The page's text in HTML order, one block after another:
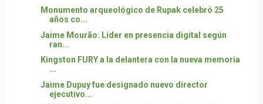
Monumento arqueológico de Rupak celebró 25
años co...
Jaime Mourão: Líder en presencia digital según
ran...
Kingston FURY a la delantera con la nueva memoria
...
Jaime Dupuy fue designado nuevo director
ejecutivo...